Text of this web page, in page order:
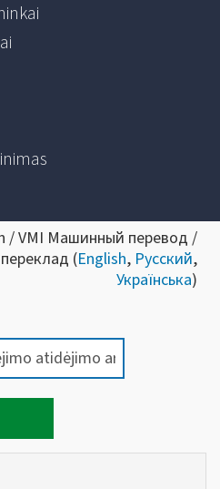
/ VMI Машинный перевод /
(English, Русский,
Українська)